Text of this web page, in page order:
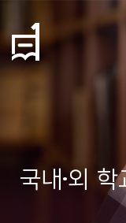
국내·외
개